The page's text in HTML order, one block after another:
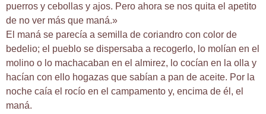
puerros y cebollas y ajos. Pero ahora se nos quita el apetito
de no ver más que maná.»
El maná se parecía a semilla de coriandro con color de
bedelio; el pueblo se dispersaba a recogerlo, lo molían en el
molino o lo machacaban en el almirez, lo cocían en la olla y
hacían con ello hogazas que sabían a pan de aceite. Por la
noche caía el rocío en el campamento y, encima de él, el
maná.